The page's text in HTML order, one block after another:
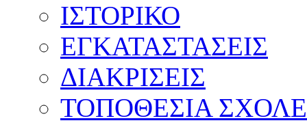
ΙΣΤΟΡΙΚΟ
ΕΓΚΑΤΑΣΤΑΣΕΙΣ
ΔΙΑΚΡΙΣΕΙΣ
ΤΟΠΟΘΕΣΙΑ